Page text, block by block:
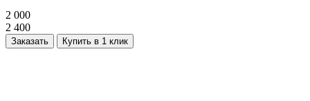
2 000
2 400
Заказать Купить в 1 клик